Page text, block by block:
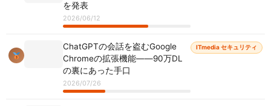
を発表
2026/06/12
ChatGPTの会話を盗むGoogle
Chromeの拡張機能――90万DL
の裏にあった手口
2026/07/26
ITmedia セキュリティ